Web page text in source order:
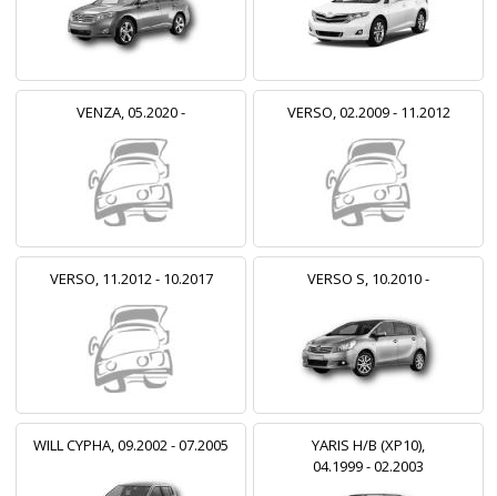
VENZA, 05.2020 - VERSO, 02.2009 - 11.2012
VERSO, 11.2012 - 10.2017 VERSO S, 10.2010 -
WILL CYPHA, 09.2002 - 07.2005
YARIS H/B (XP10),
04.1999 - 02.2003